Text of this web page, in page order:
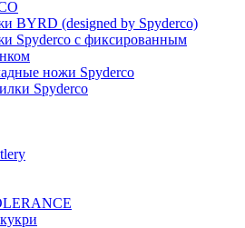
BYRD (designed by Spyderco)
Spyderco c фиксированным
ножи Spyderco
Spyderco